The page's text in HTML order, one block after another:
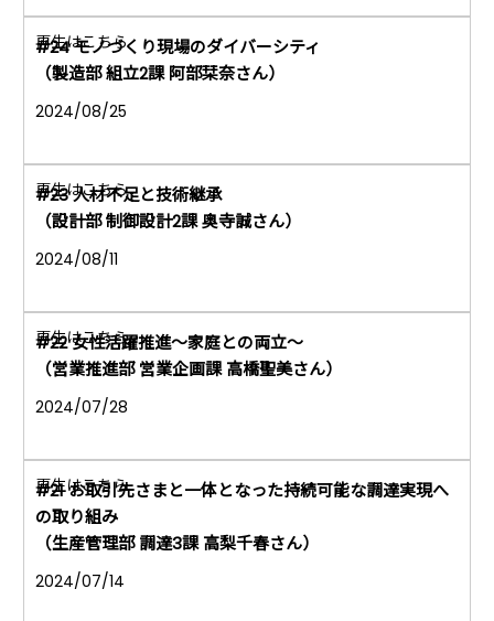
#24 モノづくり現場のダイバーシティ
（製造部 組立2課 阿部栞奈さん）
2024/08/25
#23 人材不足と技術継承
（設計部 制御設計2課 奥寺誠さん）
2024/08/11
#22 女性活躍推進～家庭との両立～
（営業推進部 営業企画課 高橋聖美さん）
2024/07/28
#21 お取引先さまと一体となった持続可能な調達実現へ
の取り組み
（生産管理部 調達3課 高梨千春さん）
2024/07/14